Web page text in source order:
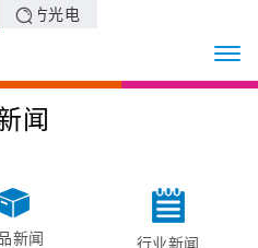
四方光电
闻
新闻 行业新闻